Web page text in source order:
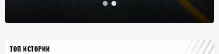
ТОП ИСТОРИИ